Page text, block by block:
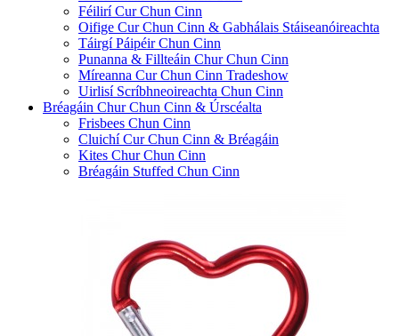
Féilirí Cur Chun Cinn
Oifige Cur Chun Cinn & Gabhálais Stáiseanóireachta
Táirgí Páipéir Chun Cinn
Punanna & Fillteáin Chur Chun Cinn
Míreanna Cur Chun Cinn Tradeshow
Uirlisí Scríbhneoireachta Chun Cinn
Bréagáin Chur Chun Cinn & Úrscéalta
Frisbees Chun Cinn
Cluichí Cur Chun Cinn & Bréagáin
Kites Chur Chun Cinn
Bréagáin Stuffed Chun Cinn